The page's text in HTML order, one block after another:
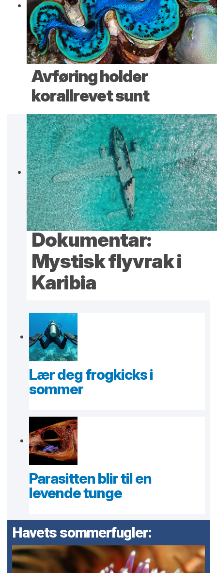
Avføring holder
korallrevet sunt
Dokumentar:
Mystisk flyvrak i
Karibia
Lær deg frogkicks i
sommer
Parasitten blir til en
levende tunge
Havets sommerfugler: